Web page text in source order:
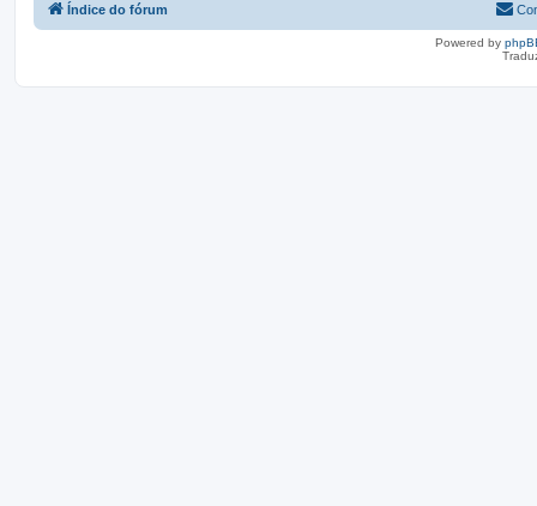
Índice do fórum
Powered by